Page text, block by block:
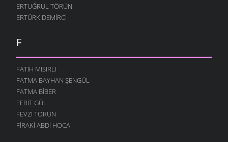
YAZMAZ KALEM NERDESIN
25 ARALIK 2009
20 ARALIK 2009
DUYUN BENI
14 ARALIK 2009
ÖĞREN MATEMATIĞI
9 ARALIK 2009
GÖR ÖĞRETMENIM
5 ARALIK 2009
ERTUĞRUL TÖRÜN
ERTÜRK DEMIRCI
F
FATIH MISIRLI
FATMA BAYHAN ŞENGÜL
FATMA BIBER
FERIT GÜL
FEVZI TORUN
FIRAKI ABDI HOCA